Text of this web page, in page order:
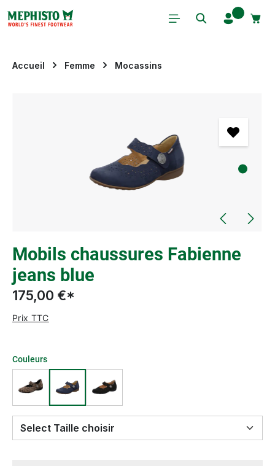
Passer au contenu principal
Accueil Femme Mocassins
Mobils chaussures Fabienne
jeans blue
175,00 €*
Prix TTC
Couleurs
Select Taille choisir